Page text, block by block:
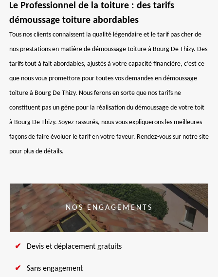
Le Professionnel de la toiture : des tarifs
démoussage toiture abordables
Tous nos clients connaissent la qualité légendaire et le tarif pas cher de
nos prestations en matière de démoussage toiture à Bourg De Thizy. Des
tarifs tout à fait abordables, ajustés à votre capacité financière, c’est ce
que nous vous promettons pour toutes vos demandes en démoussage
toiture à Bourg De Thizy. Nous ferons en sorte que nos tarifs ne
constituent pas un gène pour la réalisation du démoussage de votre toit
à Bourg De Thizy. Soyez rassurés, nous vous expliquerons les meilleures
façons de faire évoluer le tarif en votre faveur. Rendez-vous sur notre site
pour plus de détails.
NOS ENGAGEMENTS
Devis et déplacement gratuits
Sans engagement